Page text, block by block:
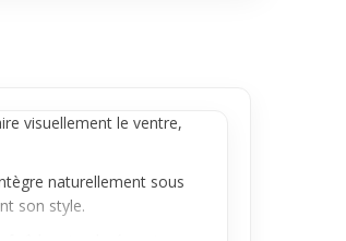
visuellement le ventre,
naturellement sous
son style.